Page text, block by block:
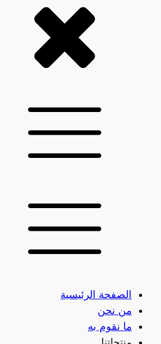
الصفحة الرئيسية
من نحن
ما نقوم به